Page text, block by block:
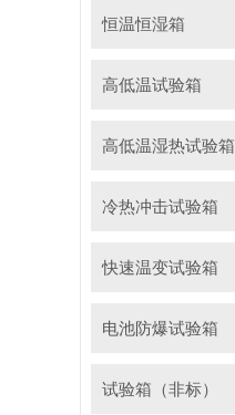
恒温恒湿箱
高低温试验箱
高低温湿热试验箱
冷热冲击试验箱
快速温变试验箱
电池防爆试验箱
试验箱（非标）